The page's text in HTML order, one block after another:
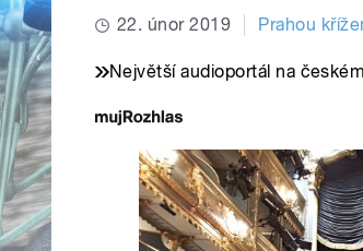
22. únor 2019 Prahou
Největší audioportál na